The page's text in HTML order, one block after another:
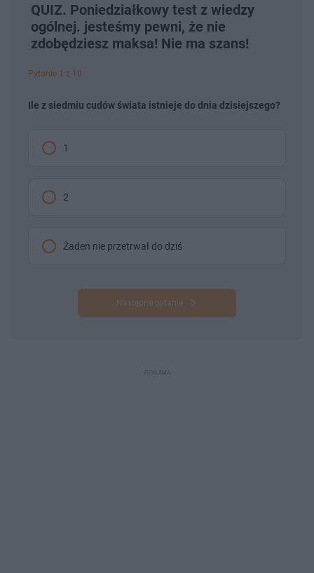
QUIZ. Poniedziałkowy test z wiedzy
ogólnej. jesteśmy pewni, że nie
zdobędziesz maksa! Nie ma szans!
Pytanie 1 z 10
Ile z siedmiu cudów świata istnieje do dnia dzisiejszego?
1
2
Żaden nie przetrwał do dziś
Następne pytanie